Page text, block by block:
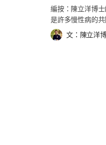
編按：陳立洋博
是許多慢性病的
例如 DNA 受損、
提出「精準老化
文： 陳立洋